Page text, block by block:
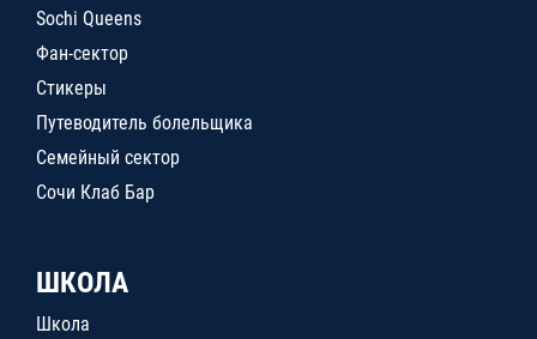
Sochi Queens
Фан-сектор
Стикеры
Путеводитель болельщика
Семейный сектор
Сочи Клаб Бар
ШКОЛА
Школа